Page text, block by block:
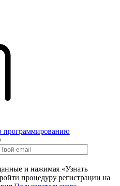
программированию
и нажимая «Узнать
процедуру регистрации на